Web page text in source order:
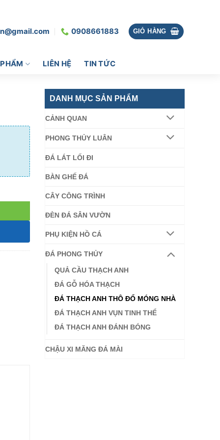
0908661883 GIỎ HÀNG
LIÊN HỆ TIN TỨC
DANH MỤC SẢN PHẨM
CẢNH QUAN
PHONG THỦY LUÂN
ĐÁ LÁT LỐI ĐI
BÀN GHẾ ĐÁ
CÂY CÔNG TRÌNH
ĐÈN ĐÁ SÂN VƯỜN
PHỤ KIỆN HỒ CÁ
ĐÁ PHONG THỦY
QUẢ CẦU THẠCH ANH
ĐÁ GỖ HÓA THẠCH
ĐÁ THẠCH ANH THÔ ĐỔ MÓNG NHÀ
ĐÁ THẠCH ANH VỤN TINH THỂ
ĐÁ THẠCH ANH ĐÁNH BÓNG
CHẬU XI MĂNG ĐÁ MÀI